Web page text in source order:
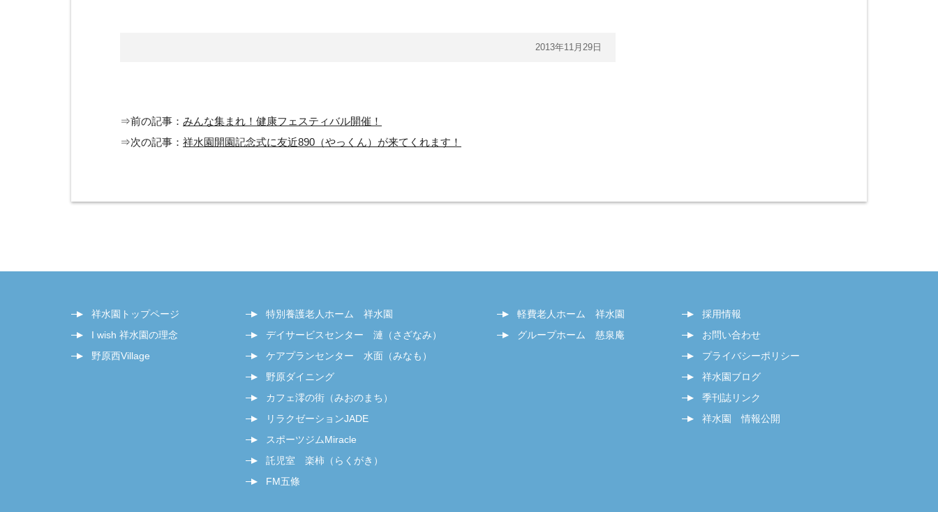
2013年11月29日
⇒前の記事： みんな集まれ！健康フェスティバル開催！
⇒次の記事： 祥水園開園記念式に友近890（やっくん）が来てくれます！
祥水園トップページ
I wish 祥水園の理念
野原西Village
特別養護老人ホーム 祥水園
デイサービスセンター 漣（さざなみ）
ケアプランセンター 水面（みなも）
野原ダイニング
カフェ澪の街（みおのまち）
リラクゼーションJADE
スポーツジムMiracle
託児室 楽柿（らくがき）
FM五條
軽費老人ホーム 祥水園
グループホーム 慈泉庵
採用情報
お問い合わせ
プライバシーポリシー
祥水園ブログ
季刊誌リンク
祥水園 情報公開